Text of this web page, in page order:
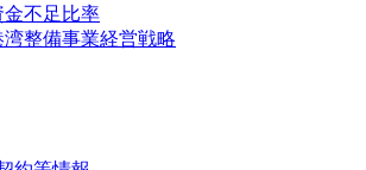
金不足比率
湾整備事業経営戦略